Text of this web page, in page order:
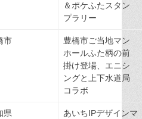
＆ポケふたスタン
プラリー
市
豊橋市ご当地マン
ホールふた柄の前
掛け登場、エニシ
ングと上下水道局
コラボ
県
あいちIPデザインマ